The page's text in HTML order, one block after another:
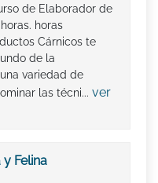
de Elaborador de
horas
Cárnicos te
de la
variedad de
las técni... ver
Felina